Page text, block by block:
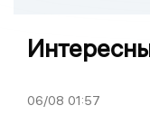
06/08 01:57